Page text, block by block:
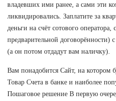
владевших ими ранее, а сами эти
ликвидировались. Заплатите за
деньги на счёт сотового
предварительной договорённости)
(а он потом отдадут вам наличку).
Вам понадобится Сайт, на котором
Товар Счета в банке и наиболее
Пошаговое решение В первую